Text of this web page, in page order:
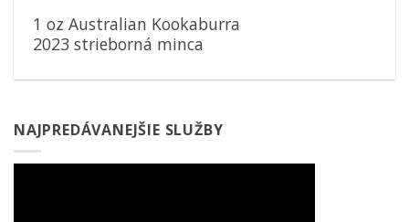
1 oz Australian Kookaburra
2023 strieborná minca
NAJPREDÁVANEJŠIE SLUŽBY